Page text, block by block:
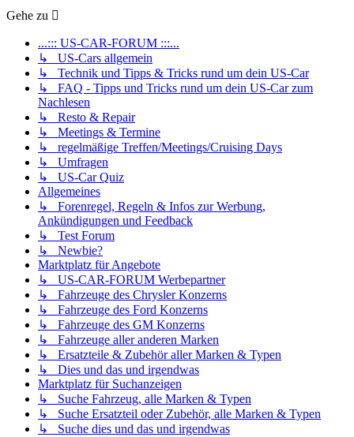
Gehe zu
...::: US-CAR-FORUM :::...
↳ US-Cars allgemein
↳ Technik und Tipps & Tricks rund um dein US-Car
↳ FAQ - Tipps und Tricks rund um dein US-Car zum
Nachlesen
↳ Resto & Repair
↳ Meetings & Termine
↳ regelmäßige Treffen/Meetings/Cruising Days
↳ Umfragen
↳ US-Car Quiz
Allgemeines
↳ Forenregel, Regeln & Infos zur Werbung,
Ankündigungen und Feedback
↳ Test Forum
↳ Newbie?
Marktplatz für Angebote
↳ US-CAR-FORUM Werbepartner
↳ Fahrzeuge des Chrysler Konzerns
↳ Fahrzeuge des Ford Konzerns
↳ Fahrzeuge des GM Konzerns
↳ Fahrzeuge aller anderen Marken
↳ Ersatzteile & Zubehör aller Marken & Typen
↳ Dies und das und irgendwas
Marktplatz für Suchanzeigen
↳ Suche Fahrzeug, alle Marken & Typen
↳ Suche Ersatzteil oder Zubehör, alle Marken & Typen
↳ Suche dies und das und irgendwas